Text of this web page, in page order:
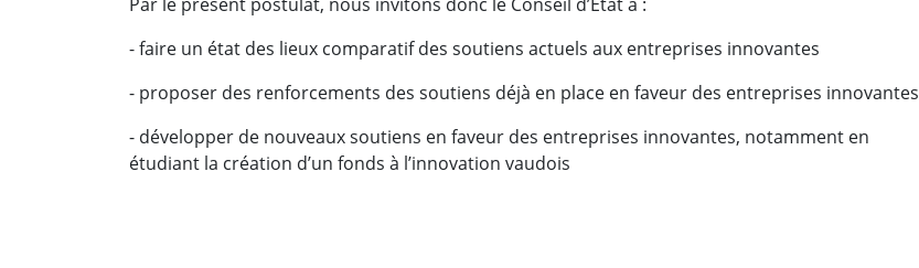
- faire un état des lieux comparatif des soutiens actuels aux entreprises innovantes
- proposer des renforcements des soutiens déjà en place en faveur des entreprises innovantes
- développer de nouveaux soutiens en faveur des entreprises innovantes, notamment en
étudiant la création d’un fonds à l’innovation vaudois